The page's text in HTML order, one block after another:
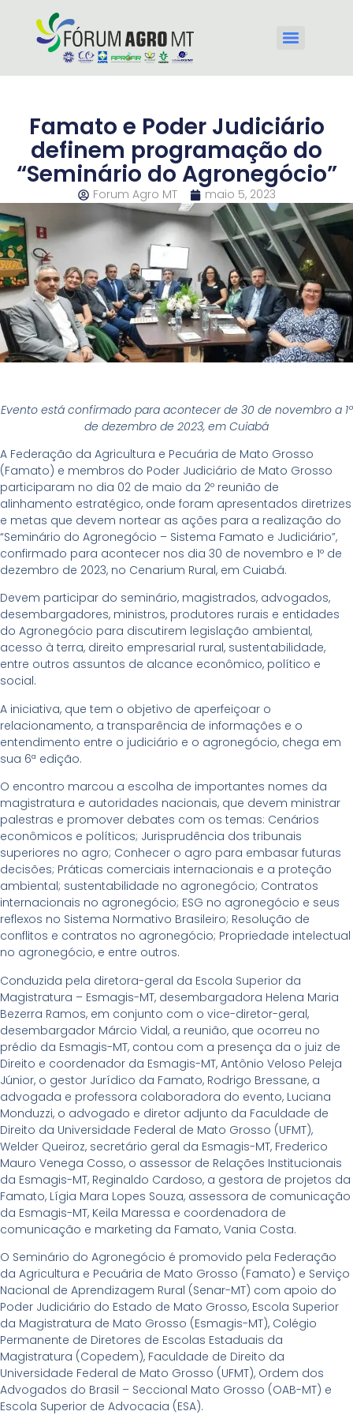
Famato e Poder Judiciário
definem programação do
“Seminário do Agronegócio”
Forum Agro MT maio 5, 2023
Evento está confirmado para acontecer de 30 de novembro a 1º
de dezembro de 2023, em Cuiabá
A Federação da Agricultura e Pecuária de Mato Grosso
(Famato) e membros do Poder Judiciário de Mato Grosso
participaram no dia 02 de maio da 2º reunião de
alinhamento estratégico, onde foram apresentados diretrizes
e metas que devem nortear as ações para a realização do
“Seminário do Agronegócio – Sistema Famato e Judiciário”,
confirmado para acontecer nos dia 30 de novembro e 1º de
dezembro de 2023, no Cenarium Rural, em Cuiabá.
Devem participar do seminário, magistrados, advogados,
desembargadores, ministros, produtores rurais e entidades
do Agronegócio para discutirem legislação ambiental,
acesso à terra, direito empresarial rural, sustentabilidade,
entre outros assuntos de alcance econômico, político e
social.
A iniciativa, que tem o objetivo de aperfeiçoar o
relacionamento, a transparência de informações e o
entendimento entre o judiciário e o agronegócio, chega em
sua 6ª edição.
O encontro marcou a escolha de importantes nomes da
magistratura e autoridades nacionais, que devem ministrar
palestras e promover debates com os temas: Cenários
econômicos e políticos; Jurisprudência dos tribunais
superiores no agro; Conhecer o agro para embasar futuras
decisões; Práticas comerciais internacionais e a proteção
ambiental; sustentabilidade no agronegócio; Contratos
internacionais no agronegócio; ESG no agronegócio e seus
reflexos no Sistema Normativo Brasileiro; Resolução de
conflitos e contratos no agronegócio; Propriedade intelectual
no agronegócio, e entre outros.
Conduzida pela diretora-geral da Escola Superior da
Magistratura – Esmagis-MT, desembargadora Helena Maria
Bezerra Ramos, em conjunto com o vice-diretor-geral,
desembargador Márcio Vidal, a reunião, que ocorreu no
prédio da Esmagis-MT, contou com a presença da o juiz de
Direito e coordenador da Esmagis-MT, Antônio Veloso Peleja
Júnior, o gestor Jurídico da Famato, Rodrigo Bressane, a
advogada e professora colaboradora do evento, Luciana
Monduzzi, o advogado e diretor adjunto da Faculdade de
Direito da Universidade Federal de Mato Grosso (UFMT),
Welder Queiroz, secretário geral da Esmagis-MT, Frederico
Mauro Venega Cosso, o assessor de Relações Institucionais
da Esmagis-MT, Reginaldo Cardoso, a gestora de projetos da
Famato, Lígia Mara Lopes Souza, assessora de comunicação
da Esmagis-MT, Keila Maressa e coordenadora de
comunicação e marketing da Famato, Vania Costa.
O Seminário do Agronegócio é promovido pela Federação
da Agricultura e Pecuária de Mato Grosso (Famato) e Serviço
Nacional de Aprendizagem Rural (Senar-MT) com apoio do
Poder Judiciário do Estado de Mato Grosso, Escola Superior
da Magistratura de Mato Grosso (Esmagis-MT), Colégio
Permanente de Diretores de Escolas Estaduais da
Magistratura (Copedem), Faculdade de Direito da
Universidade Federal de Mato Grosso (UFMT), Ordem dos
Advogados do Brasil – Seccional Mato Grosso (OAB-MT) e
Escola Superior de Advocacia (ESA).